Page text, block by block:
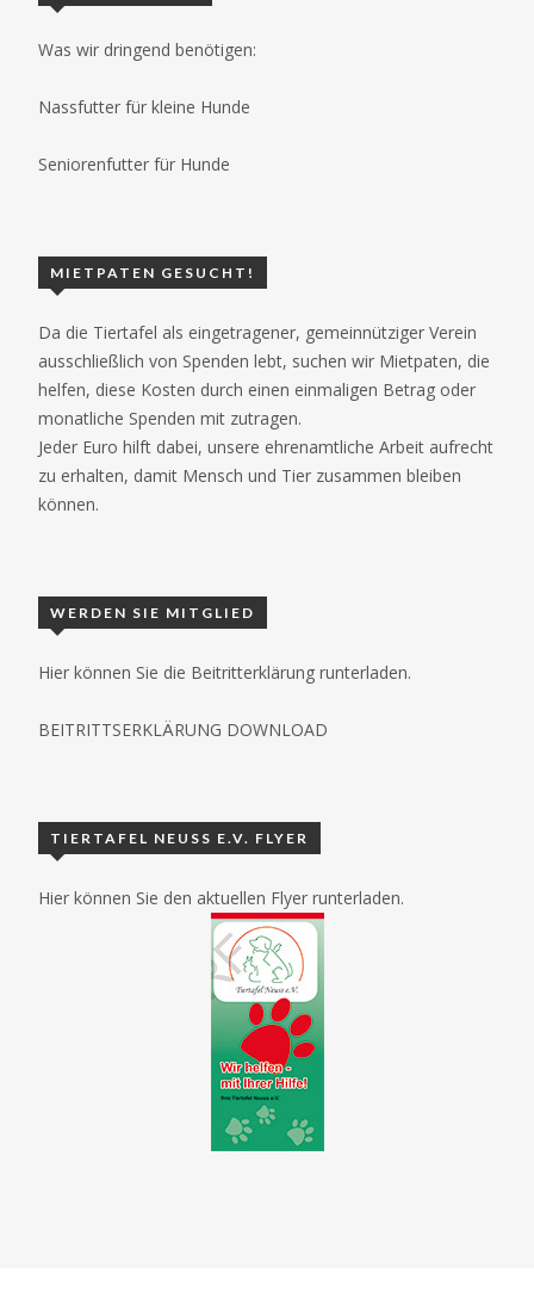
Was wir dringend benötigen:
Nassfutter für kleine Hunde
Seniorenfutter für Hunde
MIETPATEN GESUCHT!
Da die Tiertafel als eingetragener, gemeinnütziger Verein
ausschließlich von Spenden lebt, suchen wir Mietpaten, die
helfen, diese Kosten durch einen einmaligen Betrag oder
monatliche Spenden mit zutragen.
Jeder Euro hilft dabei, unsere ehrenamtliche Arbeit aufrecht
zu erhalten, damit Mensch und Tier zusammen bleiben
können.
WERDEN SIE MITGLIED
Hier können Sie die Beitritterklärung runterladen.
BEITRITTSERKLÄRUNG DOWNLOAD
TIERTAFEL NEUSS E.V. FLYER
Hier können Sie den aktuellen Flyer runterladen.